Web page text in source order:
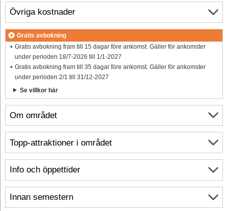
Om området
Info och öppettider
Innan semestern
Övriga kostnader
Gratis avbokning
Gratis avbokning fram till 15 dagar före ankomst. Gäller för ankomster
under perioden 18/7-2026 till 1/1-2027
Gratis avbokning fram till 35 dagar före ankomst. Gäller för ankomster
under perioden 2/1 till 31/12-2027
Se villkor här
Topp-attraktioner i området